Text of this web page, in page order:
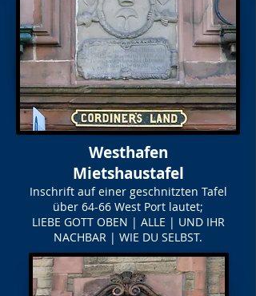
Westhafen
Mietshaustafel
Inschrift auf einer geschnitzten Tafel
über 64-66 West Port lautet;
LIEBE GOTT OBEN | ALLE | UND IHR
NACHBAR | WIE DU SELBST.